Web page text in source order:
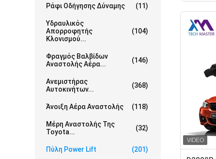
Ράφι Οδήγησης Δύναμης (11)
Υδραυλικός
Απορροφητής
Κλονισμού...
(104)
Φραγμός Βαλβίδων
Αναστολής Αέρα...
(146)
Ανεμιστήρας
Αυτοκινήτων...
(368)
Άνοιξη Αέρα Αναστολής (118)
Μέρη Αναστολής Της
Toyota...
(32)
Πύλη Power Lift (201)